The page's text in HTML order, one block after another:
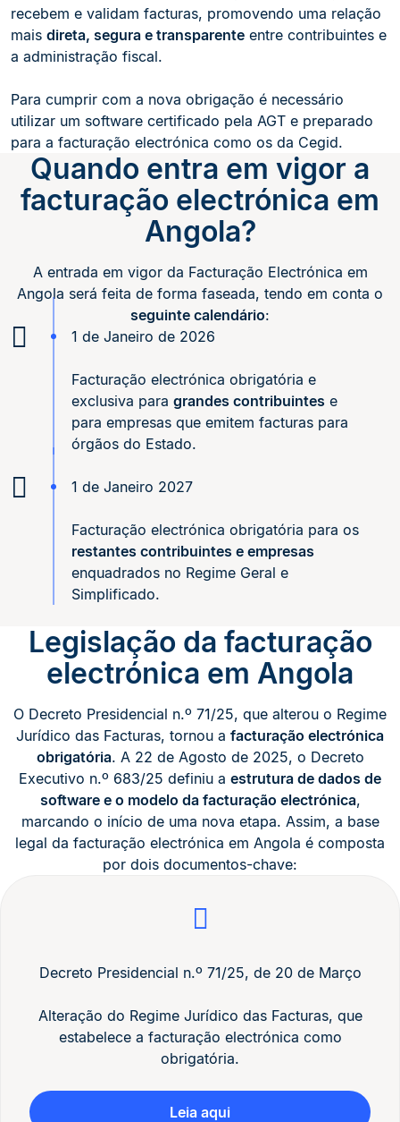
recebem e validam facturas, promovendo uma relação
mais direta, segura e transparente entre contribuintes e
a administração fiscal.
Para cumprir com a nova obrigação é necessário
utilizar um software certificado pela AGT e preparado
para a facturação electrónica como os da Cegid.
Quando entra em vigor a
facturação electrónica em
Angola?
A entrada em vigor da Facturação Electrónica em
Angola será feita de forma faseada, tendo em conta o
seguinte calendário:
1 de Janeiro de 2026
Facturação electrónica obrigatória e
exclusiva para grandes contribuintes e
para empresas que emitem facturas para
órgãos do Estado.
1 de Janeiro 2027
Facturação electrónica obrigatória para os
restantes contribuintes e empresas
enquadrados no Regime Geral e
Simplificado.
Legislação da facturação
electrónica em Angola
O Decreto Presidencial n.º 71/25, que alterou o Regime
Jurídico das Facturas, tornou a facturação electrónica
obrigatória. A 22 de Agosto de 2025, o Decreto
Executivo n.º 683/25 definiu a estrutura de dados de
software e o modelo da facturação electrónica,
marcando o início de uma nova etapa. Assim, a base
legal da facturação electrónica em Angola é composta
por dois documentos-chave:
Decreto Presidencial n.º 71/25, de 20 de Março
Alteração do Regime Jurídico das Facturas, que
estabelece a facturação electrónica como
obrigatória.
Leia aqui